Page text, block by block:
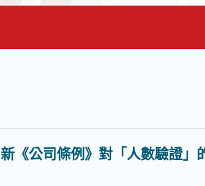
新《公司條例》對「人數驗證」